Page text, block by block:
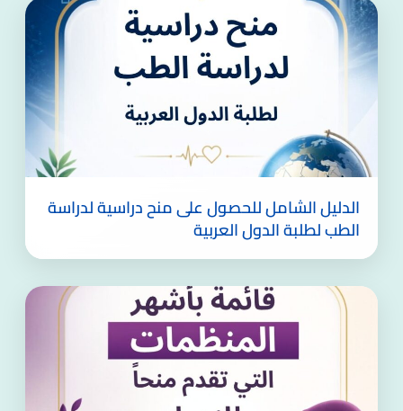
الدليل الشامل للحصول على منح دراسية لدراسة
الطب لطلبة الدول العربية